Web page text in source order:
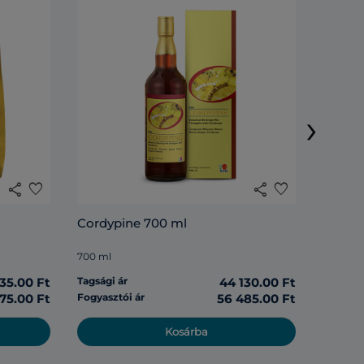
share favorite
Ft
Ft
share favorite
Cordypine 700 ml
700 ml
Tagsági ár
44 130.00 Ft
Fogyasztói ár 56 485.00 Ft
Kosárba
›